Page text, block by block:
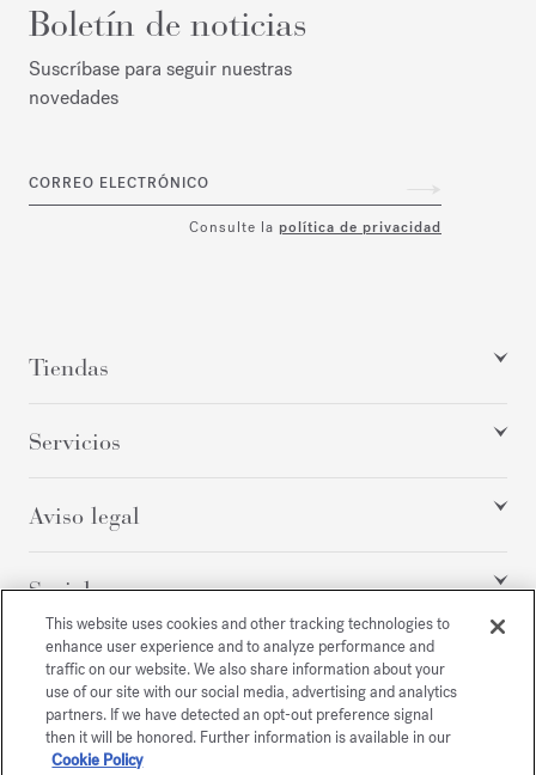
Boletín de noticias
Suscríbase para seguir nuestras
novedades
CORREO ELECTRÓNICO
Consulte la política de privacidad
Tiendas
Servicios
Aviso legal
Social
Todos los derechos reservados
This website uses cookies and other tracking technologies to
enhance user experience and to analyze performance and
traffic on our website. We also share information about your
use of our site with our social media, advertising and analytics
partners. If we have detected an opt-out preference signal
then it will be honored. Further information is available in our
Cookie Policy